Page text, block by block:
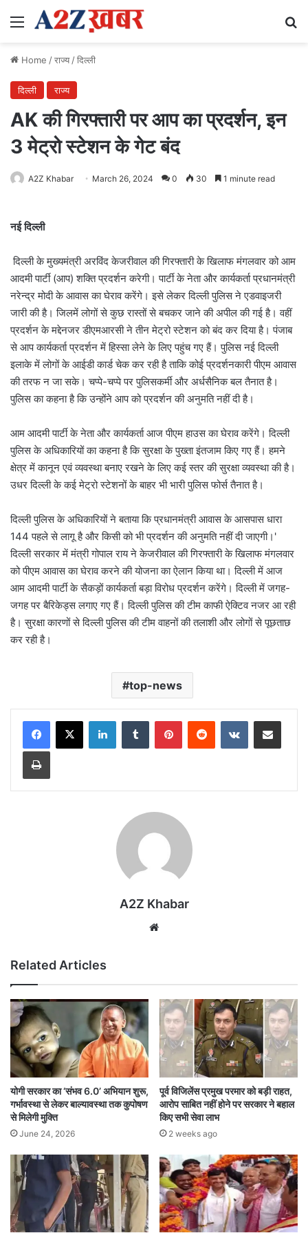
Menu
Home /राज्य/दिल्ली
दिल्ली राज्य
AK की गिरफ्तारी पर आप का प्रदर्शन, इन
3 मेट्रो स्टेशन के गेट बंद
A2Z Khabar March 26, 2024 0 30 1 minute read
नई दिल्ली
दिल्ली के मुख्यमंत्री अरविंद केजरीवाल की गिरफ्तारी के खिलाफ मंगलवार को आम
आदमी पार्टी (आप) शक्ति प्रदर्शन करेगी। पार्टी के नेता और कार्यकर्ता प्रधानमंत्री
नरेन्द्र मोदी के आवास का घेराव करेंगे। इसे लेकर दिल्ली पुलिस ने एडवाइजरी
जारी की है। जिलमें लोगों से कुछ रास्तों से बचकर जाने की अपील की गई है। वहीं
प्रदर्शन के मद्देनजर डीएमआरसी ने तीन मेट्रो स्टेशन को बंद कर दिया है। पंजाब
से आप कार्यकर्ता प्रदर्शन में हिस्सा लेने के लिए पहुंच गए हैं। पुलिस नई दिल्ली
इलाके में लोगों के आईडी कार्ड चेक कर रही है ताकि कोई प्रदर्शनकारी पीएम आवास
की तरफ न जा सके। चप्पे-चप्पे पर पुलिसकर्मी और अर्धसैनिक बल तैनात है।
पुलिस का कहना है कि उन्होंने आप को प्रदर्शन की अनुमति नहीं दी है।
आम आदमी पार्टी के नेता और कार्यकर्ता आज पीएम हाउस का घेराव करेंगे। दिल्ली
पुलिस के अधिकारियों का कहना है कि सुरक्षा के पुख्ता इंतजाम किए गए हैं। हमने
क्षेत्र में कानून एवं व्यवस्था बनाए रखने के लिए कई स्तर की सुरक्षा व्यवस्था की है।
उधर दिल्ली के कई मेट्रो स्टेशनों के बाहर भी भारी पुलिस फोर्स तैनात है।
दिल्ली पुलिस के अधिकारियों ने बताया कि प्रधानमंत्री आवास के आसपास धारा
144 पहले से लागू है और किसी को भी प्रदर्शन की अनुमति नहीं दी जाएगी।'
दिल्ली सरकार में मंत्री गोपाल राय ने केजरीवाल की गिरफ्तारी के खिलाफ मंगलवार
को पीएम आवास का घेराव करने की योजना का ऐलान किया था। दिल्ली में आज
आम आदमी पार्टी के सैकड़ों कार्यकर्ता बड़ा विरोध प्रदर्शन करेंगे। दिल्ली में जगह-
जगह पर बैरिकेड्स लगाए गए हैं। दिल्ली पुलिस की टीम काफी ऐक्टिव नजर आ रही
है। सुरक्षा कारणों से दिल्ली पुलिस की टीम वाहनों की तलाशी और लोगों से पूछताछ
कर रही है।
top-news
LinkedInTumblr PinterestReddit VKontakteShare via Email
Print
A2Z Khabar
Related Articles
योगी सरकार का ‘संभव 6.0’ अभियान शुरू,
गर्भावस्था से लेकर बाल्यावस्था तक कुपोषण
से मिलेगी मुक्ति
June 24, 2026
पूर्व विजिलेंस प्रमुख परमार को बड़ी राहत,
आरोप साबित नहीं होने पर सरकार ने बहाल
किए सभी सेवा लाभ
2 weeks ago